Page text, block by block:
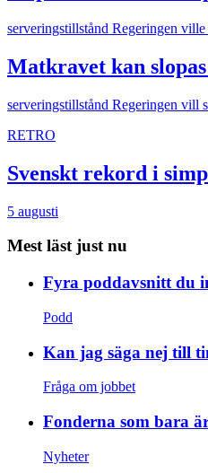
serveringstillstånd Regeringen ville
Matkravet kan
serveringstillstånd Regeringen vill
RETRO
Svenskt rekord i
5 augusti
Mest läst just nu
Fyra poddavsnitt du
Podd
Kan jag säga nej till
Fråga om jobbet
Fonderna som bara
Nyheter